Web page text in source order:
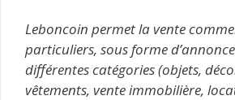
Leboncoin permet la vente
particuliers, sous forme
différentes catégories (objets,
vêtements, vente immobilière,